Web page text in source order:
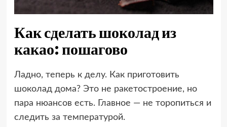
Как сделать шоколад из
какао: пошагово
Ладно, теперь к делу. Как приготовить
шоколад дома? Это не ракетостроение, но
пара нюансов есть. Главное — не торопиться и
следить за температурой.